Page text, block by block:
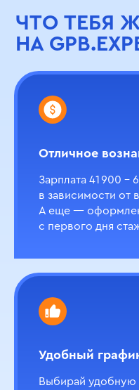
ЧТО ТЕБЯ
НА
Отличное
Зарплата 41 900 –
в зависимости от
А еще —
с первого дня
Удобный
Выбирай удобную